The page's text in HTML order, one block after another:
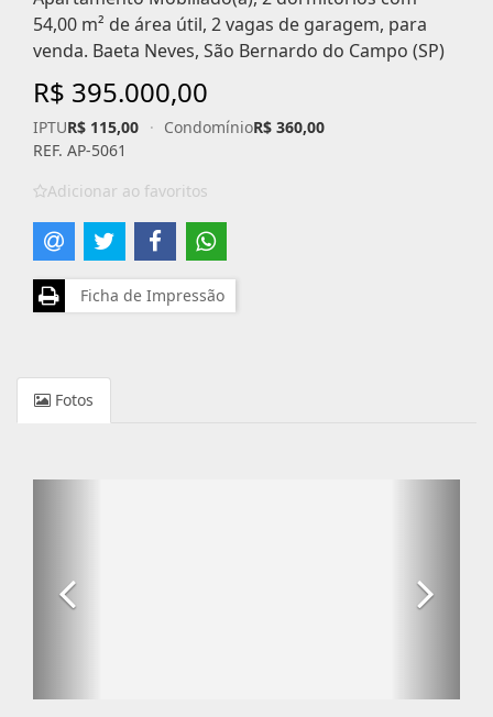
54,00 m² de área útil, 2 vagas de garagem, para
venda. Baeta Neves, São Bernardo do Campo (SP)
R$ 395.000,00
IPTUR$ 115,00 · CondomínioR$ 360,00
REF. AP-5061
Adicionar ao favoritos
Ficha de Impressão
Fotos